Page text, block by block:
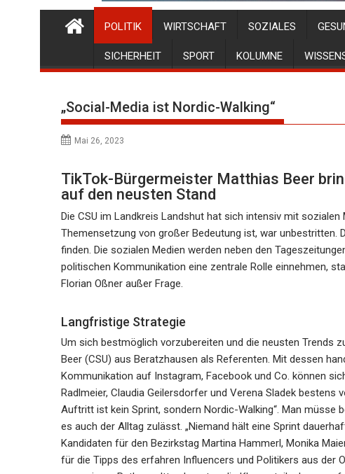
POLITIK WIRTSCHAFT SOZIALES
SICHERHEIT SPORT KOLUMNE
„Social-Media ist Nordic-Walking“
Mai 26, 2023
TikTok-Bürgermeister Matthias Beer
auf den neusten Stand
Die CSU im Landkreis Landshut hat sich intensiv mit
Themensetzung von großer Bedeutung ist, war unbestritten.
finden. Die sozialen Medien werden neben den
politischen Kommunikation eine zentrale Rolle einnehmen,
Florian Oßner außer Frage.
Langfristige Strategie
Um sich bestmöglich vorzubereiten und die neusten Trends
Beer (CSU) aus Beratzhausen als Referenten. Mit dessen
Kommunikation auf Instagram, Facebook und Co. können
Radlmeier, Claudia Geilersdorfer und Verena Sladek bestens
Auftritt ist kein Sprint, sondern Nordic-Walking“. Man müsse
es auch der Alltag zulässt. „Niemand hält eine Sprint
Kandidaten für den Bezirkstag Martina Hammerl, Monika
für die Tipps des erfahren Influencers und Politikers aus der